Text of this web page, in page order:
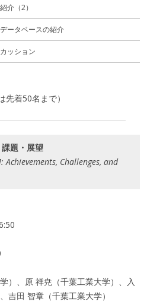
介（2）
ータベースの紹介
ッション
着50名まで）
題・展望
Achievements, Challenges, and
）、原 祥尭（千葉工業大学）、入
吉田 智章（千葉工業大学）